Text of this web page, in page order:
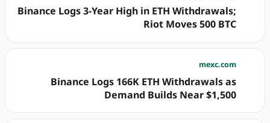
Binance Logs 3-Year High in ETH Withdrawals;
Riot Moves 500 BTC
mexc.com
Binance Logs 166K ETH Withdrawals as
Demand Builds Near $1,500